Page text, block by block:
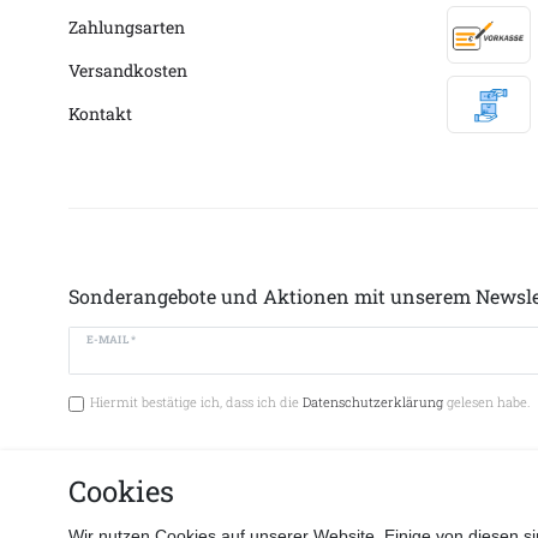
Zahlungsarten
Versandkosten
Kontakt
Sonderangebote und Aktionen mit unserem
E-MAIL *
Hiermit bestätige ich, dass ich die Datenschutzerklärunggelesen habe.
Vertrag
Cookies